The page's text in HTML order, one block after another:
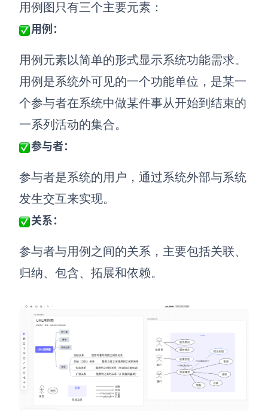
用例图只有三个主要元素：
用例：
用例元素以简单的形式显示系统功能需求。
用例是系统外可见的一个功能单位，是某一
个参与者在系统中做某件事从开始到结束的
一系列活动的集合。
参与者：
参与者是系统的用户，通过系统外部与系统
发生交互来实现。
关系：
参与者与用例之间的关系，主要包括关联、
归纳、包含、拓展和依赖。